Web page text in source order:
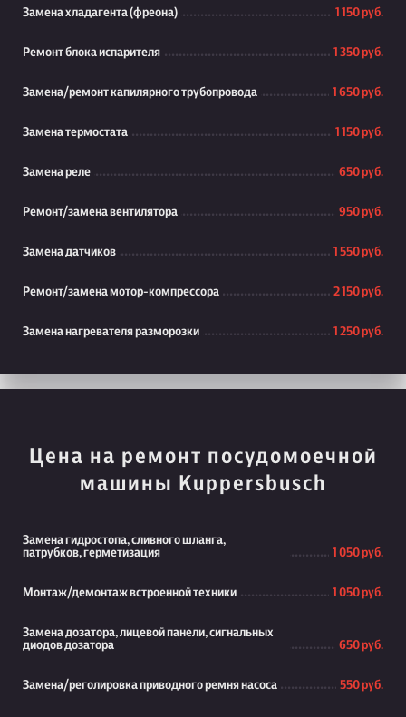
Замена хладагента (фреона) 1 150 руб.
Ремонт блока испарителя 1 350 руб.
Замена/ремонт капилярного трубопровода 1 650 руб.
Замена термостата 1 150 руб.
Замена реле 650 руб.
Ремонт/замена вентилятора 950 руб.
Замена датчиков 1 550 руб.
Ремонт/замена мотор-компрессора 2 150 руб.
Замена нагревателя разморозки 1 250 руб.
Цена на ремонт посудомоечной
машины Kuppersbusch
Замена гидростопа, сливного шланга,
патрубков, герметизация
1 050 руб.
Монтаж/демонтаж встроенной техники 1 050 руб.
Замена дозатора, лицевой панели, сигнальных
диодов дозатора
650 руб.
Замена/реголировка приводного ремня насоса 550 руб.